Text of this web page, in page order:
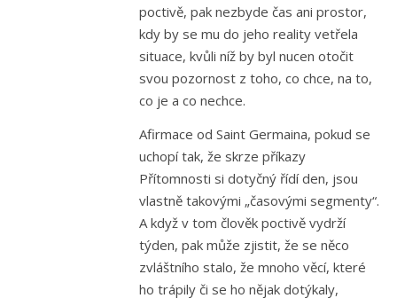
poctivě, pak nezbyde čas ani prostor,
kdy by se mu do jeho reality vetřela
situace, kvůli níž by byl nucen otočit
svou pozornost z toho, co chce, na to,
co je a co nechce.
Afirmace od Saint Germaina, pokud se
uchopí tak, že skrze příkazy
Přítomnosti si dotyčný řídí den, jsou
vlastně takovými „časovými segmenty“.
A když v tom člověk poctivě vydrží
týden, pak může zjistit, že se něco
zvláštního stalo, že mnoho věcí, které
ho trápily či se ho nějak dotýkaly,